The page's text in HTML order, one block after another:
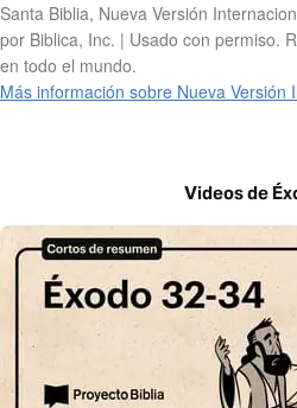
Santa Biblia, Nueva Versión
por Biblica, Inc. | Usado con permiso.
en todo el mundo.
Más información sobre Nueva Versión
Videos de